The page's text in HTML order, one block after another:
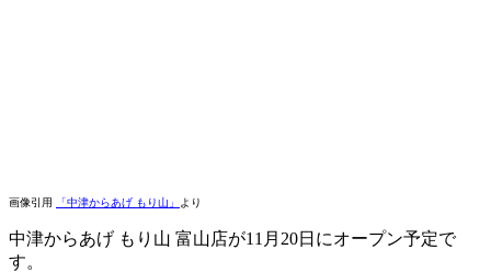
画像引用 「中津からあげ もり山」 より
中津からあげ もり山 富山店が11月20日にオープン予定で
す。